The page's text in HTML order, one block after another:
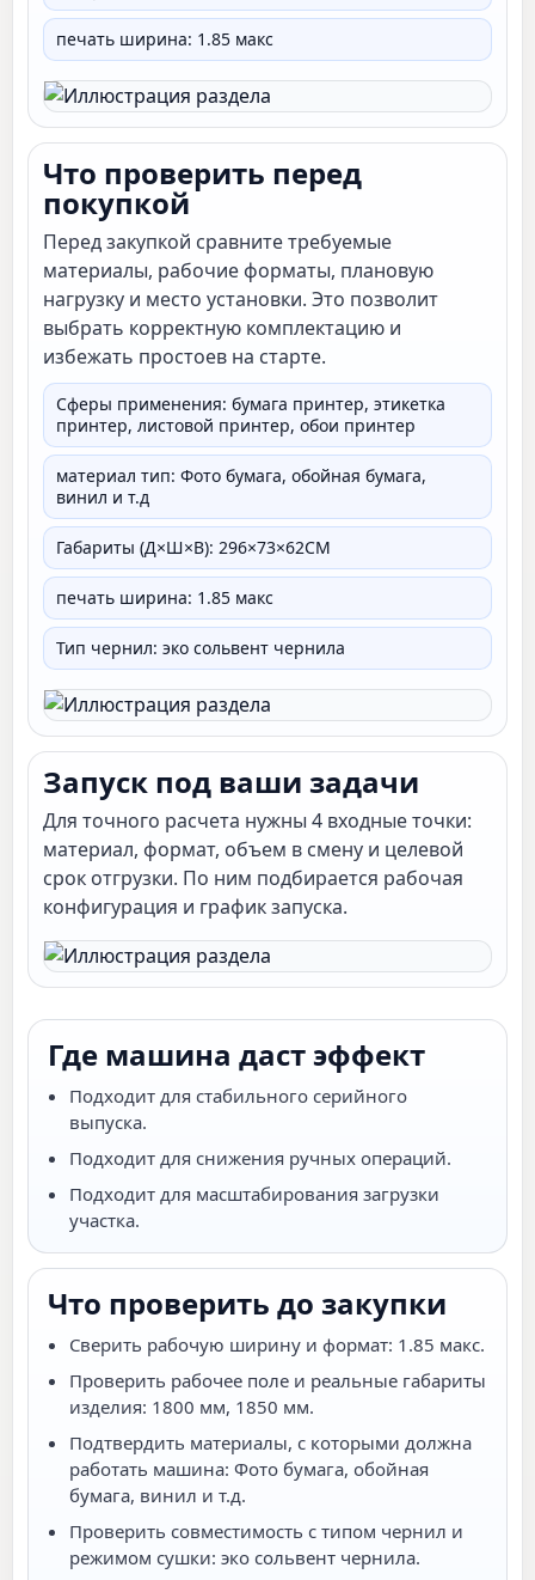
печать ширина: 1.85 макс
Что проверить перед
покупкой
Перед закупкой сравните требуемые
материалы, рабочие форматы, плановую
нагрузку и место установки. Это позволит
выбрать корректную комплектацию и
избежать простоев на старте.
Сферы применения: бумага принтер, этикетка
принтер, листовой принтер, обои принтер
материал тип: Фото бумага, обойная бумага,
винил и т.д
Габариты (Д×Ш×В): 296×73×62СМ
печать ширина: 1.85 макс
Тип чернил: эко сольвент чернила
Запуск под ваши задачи
Для точного расчета нужны 4 входные точки:
материал, формат, объем в смену и целевой
срок отгрузки. По ним подбирается рабочая
конфигурация и график запуска.
Где машина даст эффект
Подходит для стабильного серийного
выпуска.
Подходит для снижения ручных операций.
Подходит для масштабирования загрузки
участка.
Что проверить до закупки
Сверить рабочую ширину и формат: 1.85 макс.
Проверить рабочее поле и реальные габариты
изделия: 1800 мм, 1850 мм.
Подтвердить материалы, с которыми должна
работать машина: Фото бумага, обойная
бумага, винил и т.д.
Проверить совместимость с типом чернил и
режимом сушки: эко сольвент чернила.